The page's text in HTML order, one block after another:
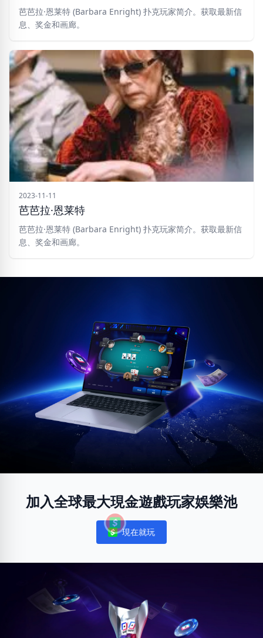
芭芭拉·恩莱特 (Barbara Enright) 扑克玩家简介。获取最新信
息、奖金和画廊。
2023-11-11
芭芭拉·恩莱特
芭芭拉·恩莱特 (Barbara Enright) 扑克玩家简介。获取最新信
息、奖金和画廊。
加入全球最大現金遊戲玩家娛樂池
Notifications
現在就玩